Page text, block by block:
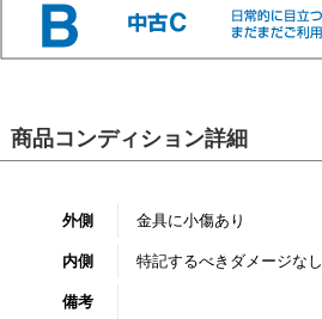
商品コンディション詳細
外側 金具に小傷あり
内側 特記するべきダメージなし
備考